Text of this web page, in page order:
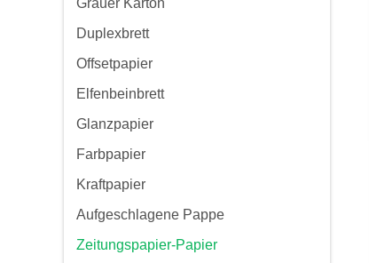
Grauer Karton
Duplexbrett
Offsetpapier
Elfenbeinbrett
Glanzpapier
Farbpapier
Kraftpapier
Aufgeschlagene Pappe
Zeitungspapier-Papier